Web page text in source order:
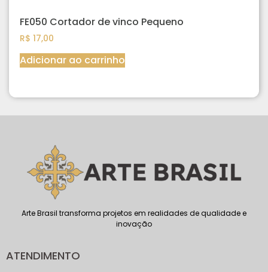
FE050 Cortador de vinco Pequeno
R$ 17,00
Adicionar ao carrinho
Arte Brasil transforma projetos em realidades de qualidade e
inovação
ATENDIMENTO